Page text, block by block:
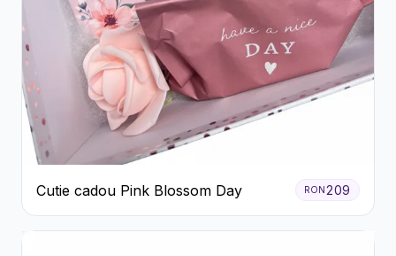
Cutie cadou Pink Blossom Day RON209